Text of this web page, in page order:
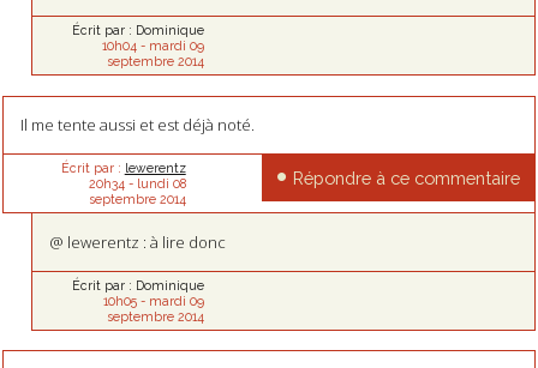
Écrit par : Dominique
10h04 - mardi 09
septembre 2014
Il me tente aussi et est déjà noté.
Écrit par : lewerentz
20h34 - lundi 08
septembre 2014
Répondre à ce commentaire
@ lewerentz : à lire donc
Écrit par : Dominique
10h05- mardi 09
septembre 2014